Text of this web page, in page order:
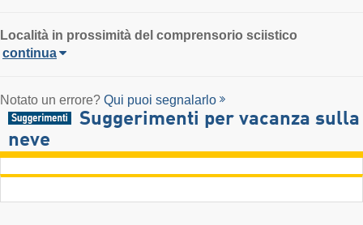
Località in prossimità del comprensorio sciistico
continua
Notato un errore? Qui puoi segnalarlo
Suggerimenti per vacanza sulla
neve